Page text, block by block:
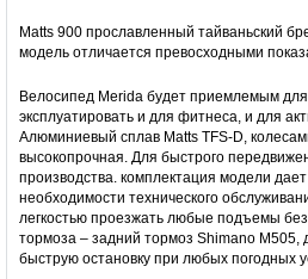
Matts 900 прославленный тайваньский
модель отличается превосходными
Велосипед Merida будет приемлемым
эксплуатировать и для фитнеса, и для
Алюминиевый сплав Matts TFS-D,
высокопрочная. Для быстрого
производства. комплектация модели
необходимости технического
легкостью проезжать любые подъемы
тормоза – задний тормоз Shimano
быструю остановку при любых погодных